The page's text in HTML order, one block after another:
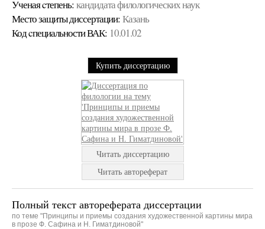
Ученая cтепень: кандидата филологических наук
Место защиты диссертации: Казань
Код cпециальности ВАК: 10.01.02
Купить диссертацию
Читать диссертацию
Читать автореферат
Полный текст автореферата диссертации
по теме "Принципы и приемы создания художественной картины мира
в прозе Ф. Сафина и Н. Гиматдиновой"